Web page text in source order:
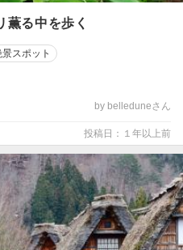
薫る中を歩く
景スポット
by belleduneさん
投稿日：１年以上前